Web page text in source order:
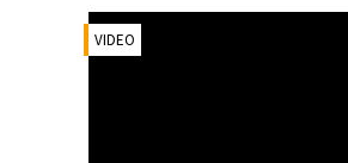
VIDEO